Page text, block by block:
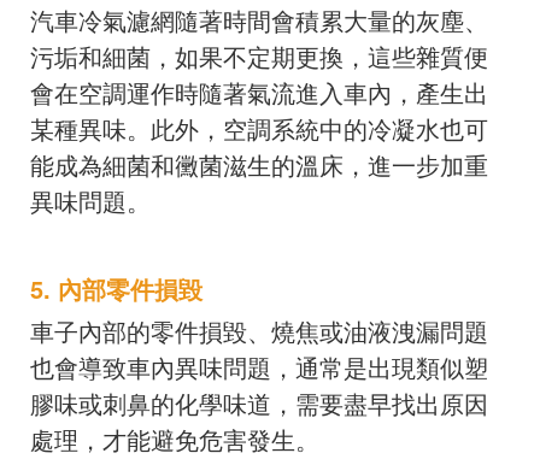
汽車冷氣濾網隨著時間會積累大量的灰塵、
污垢和細菌，如果不定期更換，這些雜質便
會在空調運作時隨著氣流進入車內，產生出
某種異味。此外，空調系統中的冷凝水也可
能成為細菌和黴菌滋生的溫床，進一步加重
異味問題。
5. 內部零件損毀
車子內部的零件損毀、燒焦或油液洩漏問題
也會導致車內異味問題，通常是出現類似塑
膠味或刺鼻的化學味道，需要盡早找出原因
處理，才能避免危害發生。